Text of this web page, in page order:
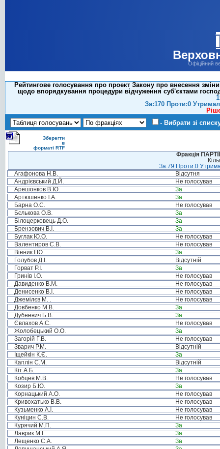
Офіційний
Рейтингове голосування про проект Закону про внесення
щодо впорядкування процедури відчуження суб'єктами
За:170 Проти:0
- Вибрати зі
Зберегти
в
форматі RTF
Фракція
За:79 Проти:0
Агафонова Н.В.
Відсутня
Андрієвський Д.Й.
Не голосував
Арешонков В.Ю.
За
Артюшенко І.А.
За
Барна О.С.
Не голосував
Бєлькова О.В.
За
Білоцерковець Д.О.
За
Брензович В.І.
За
Буглак Ю.О.
Не голосував
Валентиров С.В.
Не голосував
Вінник І.Ю.
За
Голубов Д.І.
Відсутній
Горват Р.І.
За
Гринів І.О.
Не голосував
Давиденко В.М.
Не голосував
Денисенко В.І.
Не голосував
Джемілєв М. .
Не голосував
Довбенко М.В.
За
Дубневич Б.В.
За
Євлахов А.С.
Не голосував
Жолобецький О.О.
За
Загорій Г.В.
Не голосував
Зварич Р.М.
Відсутній
Іщейкін К.Є.
За
Каплін С.М.
Відсутній
Кіт А.Б.
За
Кобцев М.В.
Не голосував
Козир Б.Ю.
За
Корнацький А.О.
Не голосував
Кривохатько В.В.
Не голосував
Кузьменко А.І.
Не голосував
Куніцин С.В.
Не голосував
Курячий М.П.
За
Лаврик М.І.
За
Лещенко С.А.
За